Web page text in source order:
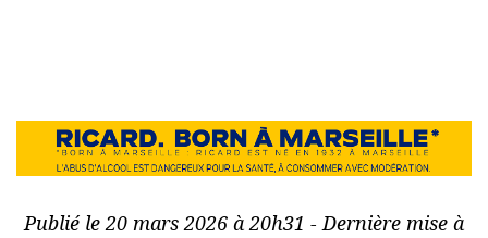
Publié le 20 mars 2026 à 20h31 - Dernière mise à